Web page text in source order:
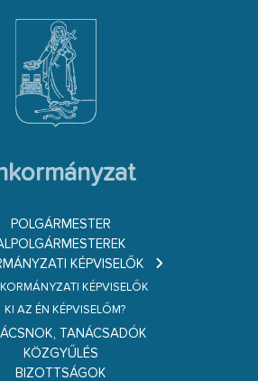
POLGÁRMESTER
KÉPVISELŐK
KÉPVISELŐK
KI AZ ÉN KÉPVISELŐM?
TANÁCSADÓK
KÖZGYŰLÉS
BIZOTTSÁGOK